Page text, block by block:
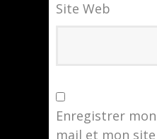
Site Web
Enregistrer
mail et mon